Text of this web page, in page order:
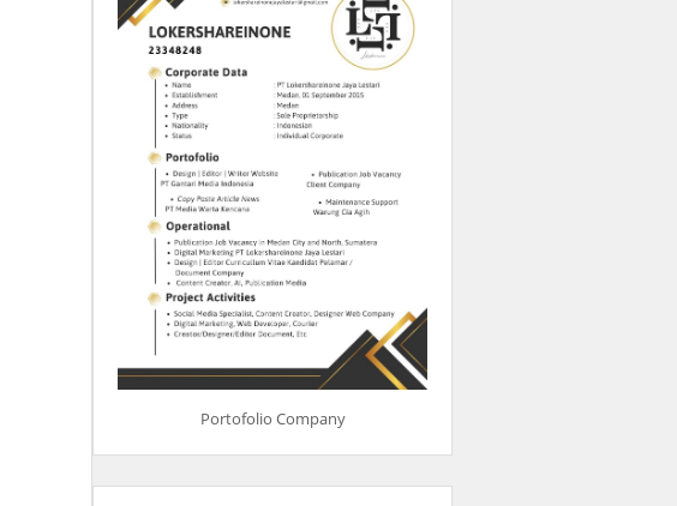
Portofolio Company